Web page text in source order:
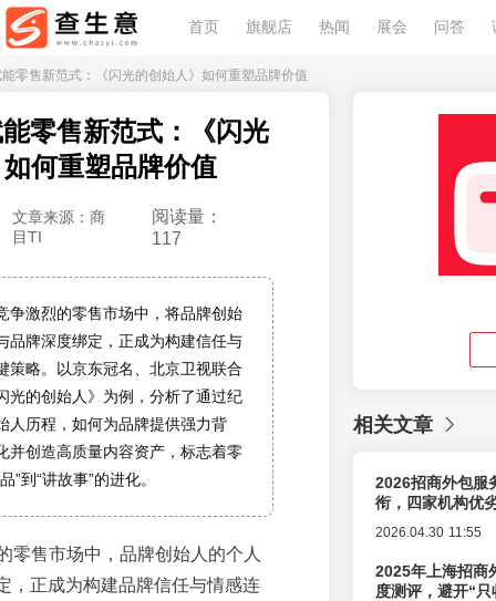
首页 旗舰店 热闻 展会 问答
零售新范式：《闪光的创始人》如何重塑品牌价值
零售新范式：《闪光
何重塑品牌价值
文章来源：商
目TI
阅读量：
117
争激烈的零售市场中，将品牌创始
品牌深度绑定，正成为构建信任与
策略。以京东冠名、北京卫视联合
光的创始人》为例，分析了通过纪
人历程，如何为品牌提供强力背
并创造高质量内容资产，标志着零
”到“讲故事”的进化。
零售市场中，品牌创始人的个人
，正成为构建品牌信任与情感连
相关文章
2026招商外包服
衔，四家机构优
2026.04.30 11:55
2025年上海招商
度测评，避开“